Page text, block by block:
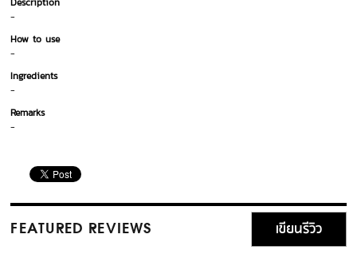
-
How to use
-
Ingredients
-
Remarks
-
FEATURED REVIEWS เขียนรีวิว